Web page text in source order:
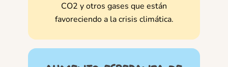
CO2 y otros gases que están
favoreciendo a la crisis climática.